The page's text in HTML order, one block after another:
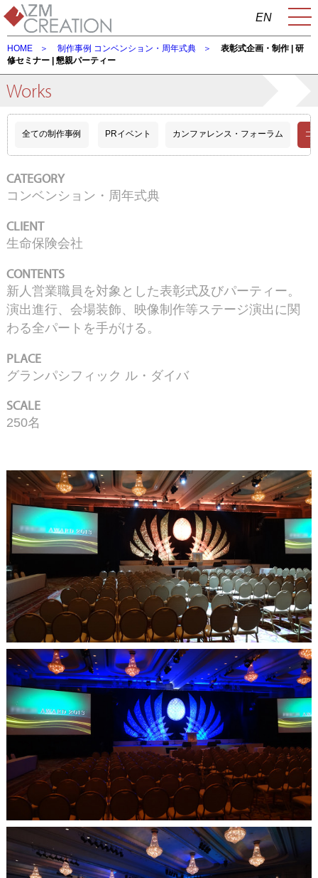
EN
HOME 制作事例 コンベンション・周年式典
表彰式企画・制作 | 研
修セミナー | 懇親パーティー
Works
全ての制作事例 PRイベント カンファレンス・フォーラム コ
CATEGORY
コンベンション・周年式典
CLIENT
生命保険会社
CONTENTS
新人営業職員を対象とした表彰式及びパーティー。
演出進行、会場装飾、映像制作等ステージ演出に関
わる全パートを手がける。
PLACE
グランパシフィック ル・ダイバ
SCALE
250名